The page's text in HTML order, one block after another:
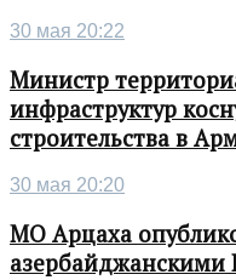
30 мая 20:22
Министр
инфраструктур
строительства в
30 мая 20:20
МО Арцаха